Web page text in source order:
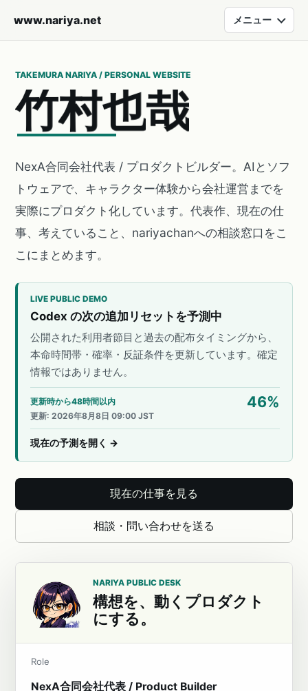
www.nariya.net メニュー
TAKEMURA NARIYA / PERSONAL WEBSITE
竹村也哉
NexA合同会社代表 / プロダクトビルダー。AIとソフ
トウェアで、キャラクター体験から会社運営までを
実際にプロダクト化しています。代表作、現在の仕
事、考えていること、nariyachanへの相談窓口をこ
こにまとめます。
LIVE PUBLIC DEMO
Codex の次の追加リセットを予測中
公開された利用者節目と過去の配布タイミングから、
本命時間帯・確率・反証条件を更新しています。確定
情報ではありません。
更新時から48時間以内 46%
更新:2026年8月8日 09:00 JST
現在の予測を開く →
現在の仕事を見る
相談・問い合わせを送る
NARIYA PUBLIC DESK
構想を、動くプロダクト
にする。
Role
NexA合同会社代表 / Product Builder